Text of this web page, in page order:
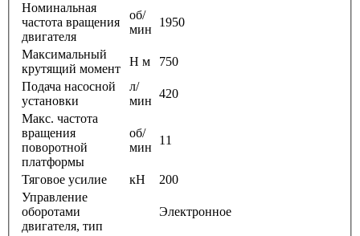
Номинальная
частота вращения
двигателя
об/
мин
1950
Максимальный
крутящий момент
Н м
750
Подача насосной
установки
л/
мин
420
Макс. частота
вращения
поворотной
платформы
об/
мин
11
Тяговое усилие кН
200
Управление
оборотами
двигателя, тип
Электронное